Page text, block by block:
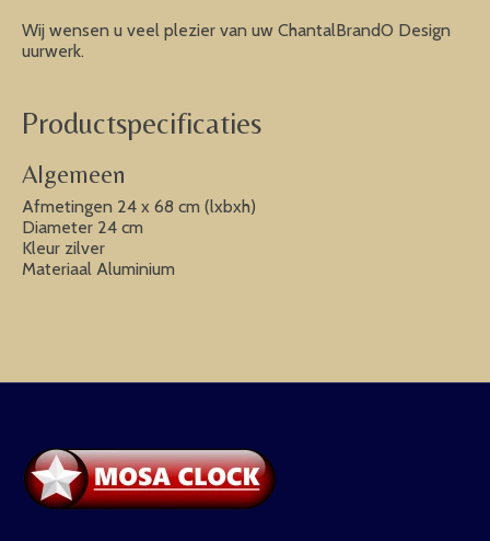
Wij wensen u veel plezier van uw ChantalBrandO Design
uurwerk.
Productspecificaties
Algemeen
Afmetingen 24 x 68 cm (lxbxh)
Diameter 24 cm
Kleur zilver
Materiaal Aluminium